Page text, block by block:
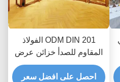
ODM DIN 201 الفولاذ
المقاوم للصدأ خزائن عرض
النبيذ التجارية ثلاجة تبريد
احصل على افضل سعر